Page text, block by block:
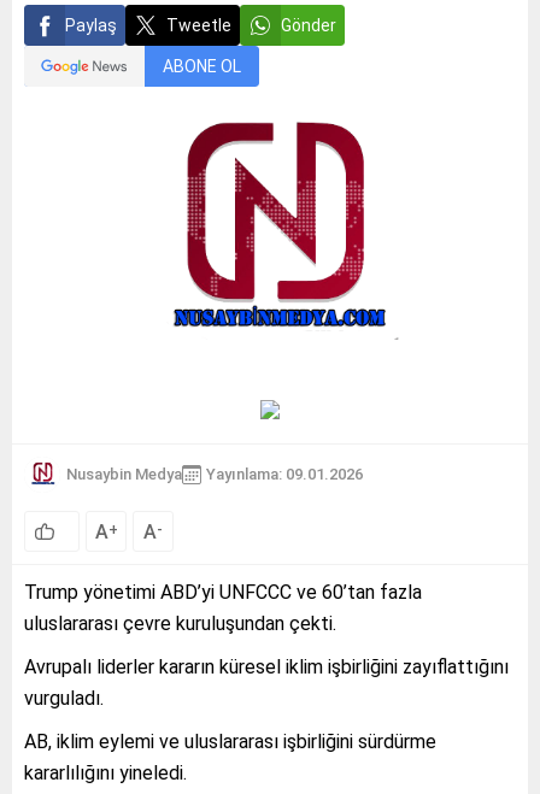
Paylaş Tweetle Gönder
ABONE OL
Nusaybin Medya Yayınlama: 09.01.2026
A+ A-
Trump yönetimi ABD’yi UNFCCC ve 60’tan fazla
uluslararası çevre kuruluşundan çekti.
Avrupalı liderler kararın küresel iklim işbirliğini zayıflattığını
vurguladı.
AB, iklim eylemi ve uluslararası işbirliğini sürdürme
kararlılığını yineledi.